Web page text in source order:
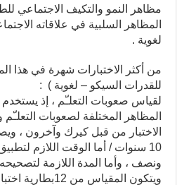
مظاهر النمو والتكيف الاجتماعي
المظاهر السلبية في علاقاته
لغوية .
من أكثر الاختبارات شهرة في هذا
للقدرات السيكو – لغوية ) :
لقياس صعوبات التعلـّم ، إذ يستخدم
المظاهر المختلفة لصعوبات
10 سنوات / أما الوقت اللازم
ويتكون المقياس